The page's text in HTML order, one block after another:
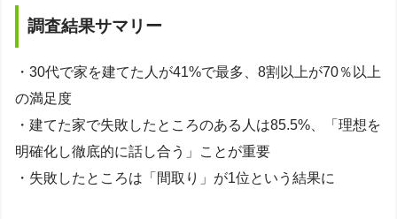
調査結果サマリー
・30代で家を建てた人が41%で最多、8割以上が70％以上
の満足度
・建てた家で失敗したところのある人は85.5%、「理想を
明確化し徹底的に話し合う」ことが重要
・失敗したところは「間取り」が1位という結果に